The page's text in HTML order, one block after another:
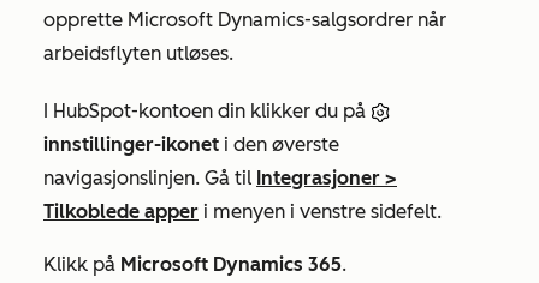
opprette Microsoft Dynamics-salgsordrer når
arbeidsflyten utløses.
I HubSpot-kontoen din klikker du på
innstillinger-ikonet i den øverste
navigasjonslinjen. Gå til Integrasjoner >
Tilkoblede apper i menyen i venstre sidefelt.
Klikk på Microsoft Dynamics 365.